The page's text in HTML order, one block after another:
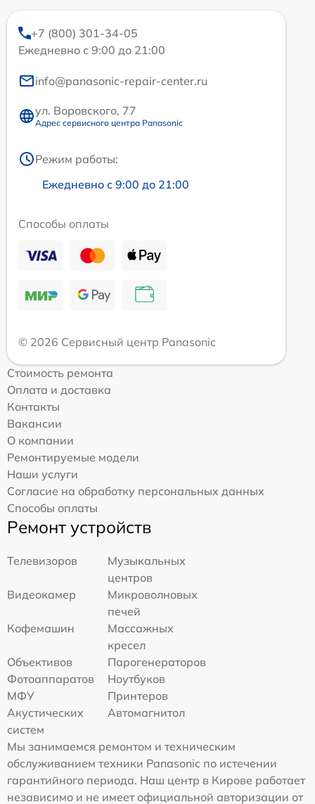
+7 (800) 301-34-05
Ежедневно с 9:00 до 21:00
info@panasonic-repair-center.ru
ул. Воровского, 77
Адрес сервисного центра Panasonic
Режим работы:
Ежедневно с 9:00 до 21:00
Способы оплаты
© 2026 Сервисный центр Panasonic
Стоимость ремонта
Оплата и доставка
Контакты
Вакансии
О компании
Ремонтируемые модели
Наши услуги
Согласие на обработку персональных данных
Способы оплаты
Ремонт устройств
Телевизоров
Музыкальных
центров
Видеокамер
Микроволновых
печей
Кофемашин
Массажных
кресел
Объективов
Парогенераторов
Фотоаппаратов
Ноутбуков
МФУ
Принтеров
Акустических
систем
Автомагнитол
Мы занимаемся ремонтом и техническим
обслуживанием техники Panasonic по истечении
гарантийного периода. Наш центр в Кирове работает
независимо и не имеет официальной авторизации от